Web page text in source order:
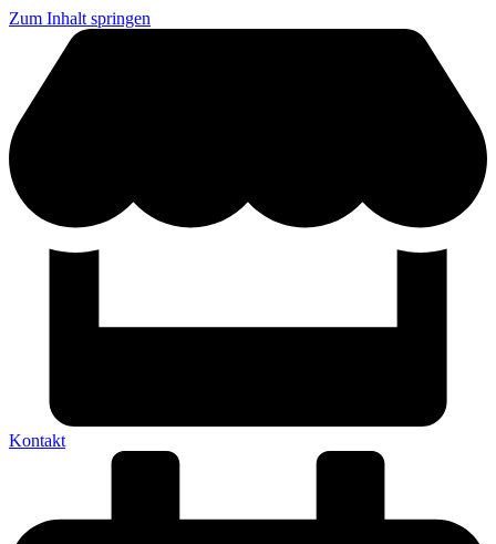
Zum Inhalt springen
Kontakt